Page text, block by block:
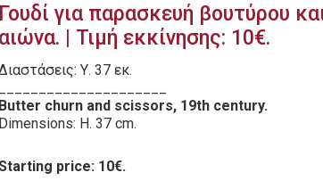
Γουδί για παρασκευή βουτύρου
αιώνα. | Τιμή εκκίνησης: 10€.
Υ. 37 εκ.
Butter churn and scissors, 19th century.
Dimensions: H. 37 cm.
price: 10€.